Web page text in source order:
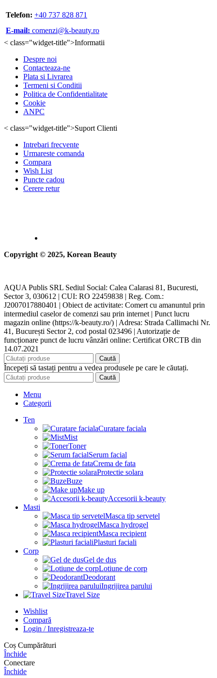
Telefon: +40 737 828 871
E-mail: comenzi@k-beauty.ro
< class="widget-title">Informatii
Despre noi
Contacteaza-ne
Plata si Livrarea
Termeni si Conditii
Politica de Confidentialitate
Cookie
ANPC
< class="widget-title">Suport Clienti
Intrebari frecvente
Urmareste comanda
Compara
Wish List
Puncte cadou
Cerere retur
Copyright © 2025, Korean Beauty
AQUA Publis SRL Sediul Social: Calea Calarasi 81, Bucuresti,
Sector 3, 030612 | CUI: RO 22459838 | Reg. Com.:
J2007017880401 | Obiect de activitate: Comert cu amanuntul prin
intermediul caselor de comenzi sau prin internet | Punct lucru
magazin online (https://k-beauty.ro/) | Adresa: Strada Callimachi Nr.
41, București Sector 2, cod postal 023496 | Autorizație de
funcționare punct de lucru vânzări online: Certificat ORCTB din
14.07.2021
Caută
Începeți să tastați pentru a vedea produsele pe care le căutați.
Caută
Menu
Categorii
Ten
Curatare faciala
Mist
Toner
Serum facial
Crema de fata
Protectie solara
Buze
Make up
Accesorii k-beauty
Masti
Masca tip servetel
Masca hydrogel
Masca recipient
Plasturi faciali
Corp
Gel de dus
Lotiune de corp
Deodorant
Ingrijirea parului
Travel Size
Wishlist
Compară
Login / Inregistreaza-te
Coș Cumpărături
Închide
Conectare
Închide